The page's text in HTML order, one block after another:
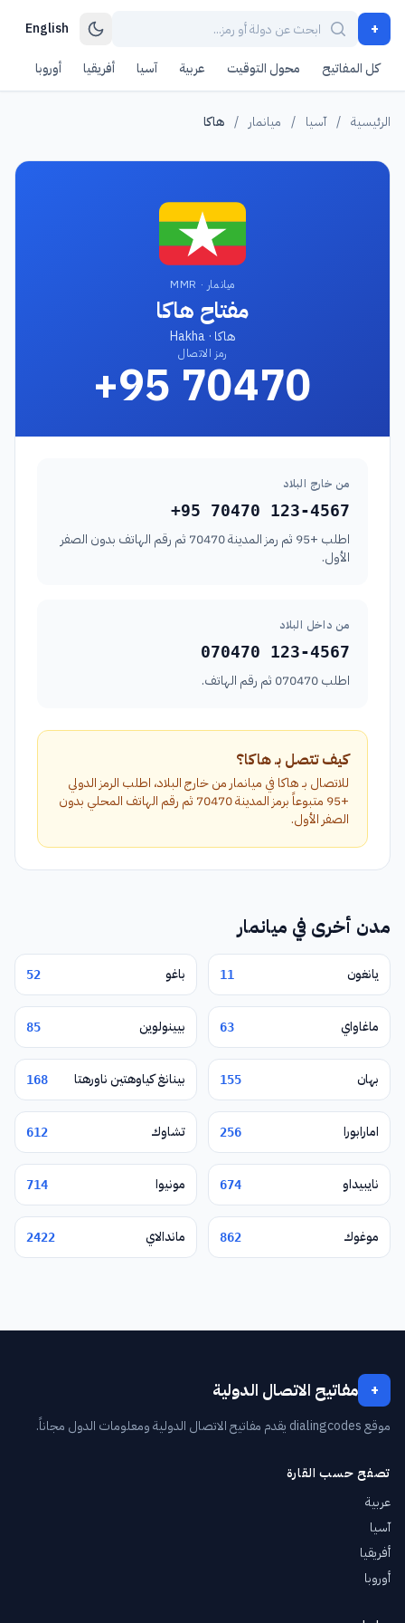
+
English
كل المفاتيح محول التوقيت عربية آسيا أفريقيا أوروبا
الرئيسية / آسيا / ميانمار / هاكا
ميانمار · MMR
مفتاح هاكا
هاكا · Hakha
رمز الاتصال
+95 70470
من خارج البلاد
+95 70470 123-4567
اطلب +95 ثم رمز المدينة 70470 ثم رقم الهاتف بدون الصفر
الأول.
من داخل البلاد
070470 123-4567
اطلب 070470 ثم رقم الهاتف.
كيف تتصل بـ هاكا؟
للاتصال بـ هاكا في ميانمار من خارج البلاد، اطلب الرمز الدولي
+95 متبوعاً برمز المدينة 70470 ثم رقم الهاتف المحلي بدون
الصفر الأول.
مدن أخرى في ميانمار
يانغون 11 باغو 52
ماغاواي 63 بيينولوين 85
بهان 155 بينانغ كياوهتين ناورهتا 168
امارابورا 256 تشاوك 612
نايبيداو 674 مونيوا 714
موغوك 862 ماندالاي 2422
+ مفاتيح الاتصال الدولية
موقع dialingcodes يقدم مفاتيح الاتصال الدولية ومعلومات الدول مجاناً.
تصفح حسب القارة
عربية
آسيا
أفريقيا
أوروبا